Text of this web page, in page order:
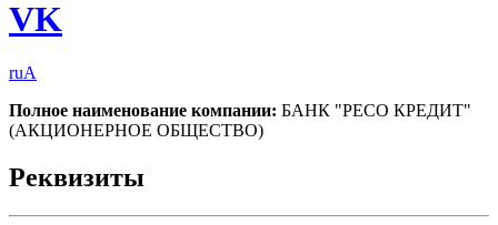
VK
ruA
Полное наименование компании: БАНК "РЕСО КРЕДИТ"
(АКЦИОНЕРНОЕ ОБЩЕСТВО)
Реквизиты